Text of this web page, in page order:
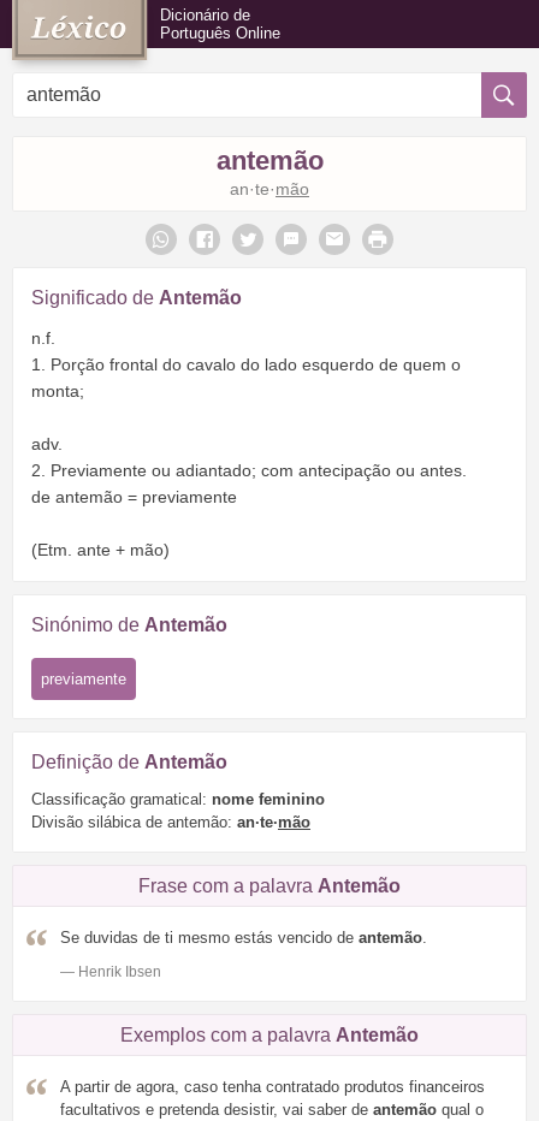
Dicionário de
Português Online
antemão
an·te·mão
Significado de Antemão
n.f.
1. Porção frontal do cavalo do lado esquerdo de quem o
monta;
adv.
2. Previamente ou adiantado; com antecipação ou antes.
de antemão = previamente
(Etm. ante + mão)
Sinónimo de Antemão
previamente
Definição de Antemão
Classificação gramatical: nome feminino
Divisão silábica de antemão: an·te·mão
Frase com a palavra Antemão
Se duvidas de ti mesmo estás vencido de antemão.
— Henrik Ibsen
Exemplos com a palavra Antemão
A partir de agora, caso tenha contratado produtos financeiros
facultativos e pretenda desistir, vai saber de antemão qual o